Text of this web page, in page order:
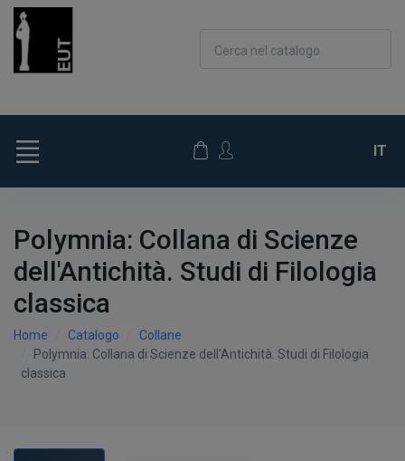
Cerca nel catalogo
IT
Polymnia: Collana di Scienze
dell'Antichità. Studi di Filologia
classica
Home Catalogo
Collane
Polymnia: Collana di Scienze dell'Antichità. Studi di Filologia
classica